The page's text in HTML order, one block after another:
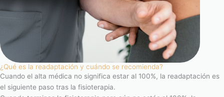
¿Qué es la readaptación y cuándo se recomienda?
Cuando el alta médica no significa estar al 100%, la readaptación es
el siguiente paso tras la fisioterapia.